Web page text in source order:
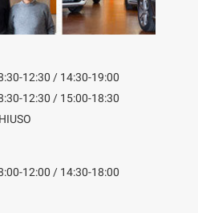
12:30 / 14:30-19:00
12:30 / 15:00-18:30
12:00 / 14:30-18:00